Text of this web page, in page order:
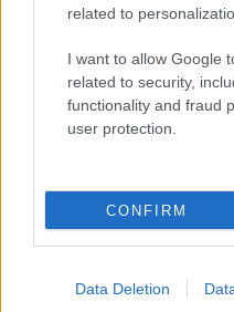
related to
I want to allow Google
related to security,
functionality and fraud
user protection.
CONFIRM
Data Deletion
Come indossare le
Cristian Castiglioni · 6 Ago 2026
BELLEZZA